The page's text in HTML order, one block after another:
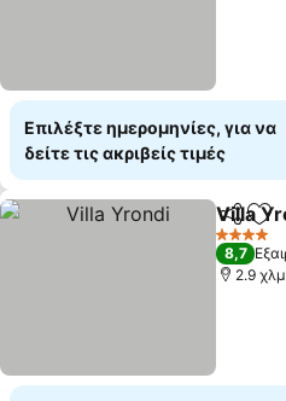
Επιλέξτε ημερομηνίες, για να
δείτε τις ακριβείς τιμές
Villa
4 Αστέρια
8,7
2.9